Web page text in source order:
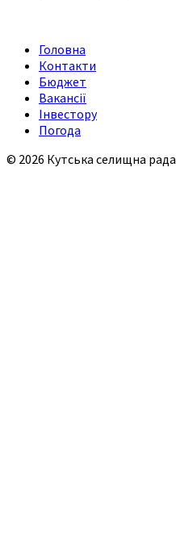
Головна
Контакти
Бюджет
Вакансії
Інвестору
Погода
© 2026 Кутська селищна рада